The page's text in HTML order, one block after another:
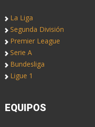
La Liga
Segunda División
Premier League
Serie A
Bundesliga
Ligue 1
EQUIPOS